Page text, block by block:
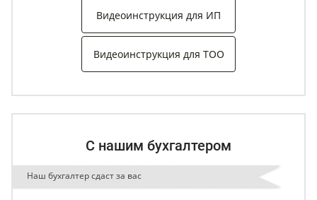
Видеоинструкция для ИП
Видеоинструкция для ТОО
С нашим бухгалтером
Наш бухгалтер сдаст за вас